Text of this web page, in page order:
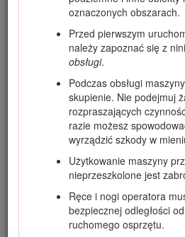
oznaczonych obszarach.
Przed pierwszym
należy zapoznać się z
obsługi.
Podczas obsługi
skupienie. Nie podejmuj
rozpraszających
razie możesz
wyrządzić szkody w
Użytkowanie maszyny
nieprzeszkolone jest
Ręce i nogi operatora
bezpiecznej odległości
ruchomego osprzętu.
Rysunek 1
Niniejsza instrukcja zawiera opis
zawarte w niej ostrzeżenia zostały
ostrzegawczym (Rysunek2), który
obrażenia lub śmierć w razie
środków ostrożności.